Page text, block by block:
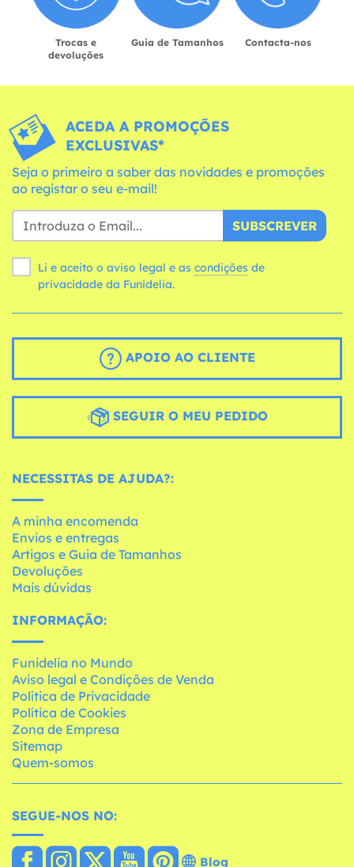
Trocas e
devoluções
Guia de Tamanhos Contacta-nos
ACEDA A PROMOÇÕES
EXCLUSIVAS*
Seja o primeiro a saber das novidades e promoções
ao registar o seu e-mail!
SUBSCREVER
Li e aceito o aviso legal e as condições
privacidade da Funidelia.
APOIO AO CLIENTE
SEGUIR O MEU PEDIDO
NECESSITAS DE AJUDA?:
A minha encomenda
Envios e entregas
Artigos e Guia de Tamanhos
Devoluções
Mais dúvidas
INFORMAÇÃO:
Funidelia no Mundo
Aviso legal e Condições de Venda
Política de Privacidade
Política de Cookies
Zona de Empresa
Sitemap
Quem-somos
SEGUE-NOS NO:
Blog